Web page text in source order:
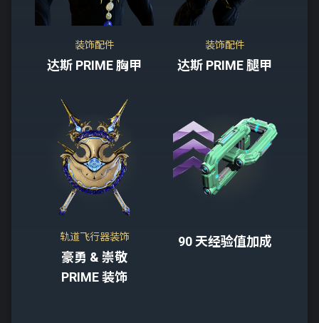
装饰配件
达斯 PRIME 胸甲
装饰配件
达斯 PRIME 腿甲
轨道飞行器装饰
豪勇 & 崇敬
PRIME 装饰
90 天经验值加成